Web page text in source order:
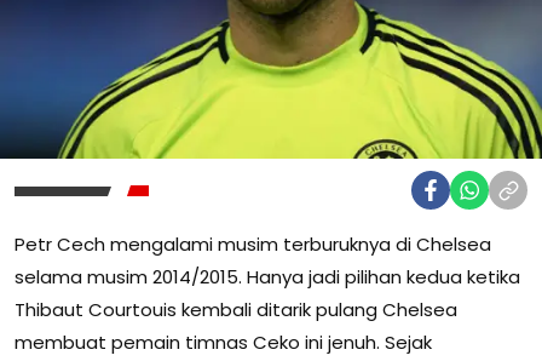
Petr Cech mengalami musim terburuknya di Chelsea
selama musim 2014/2015. Hanya jadi pilihan kedua ketika
Thibaut Courtouis kembali ditarik pulang Chelsea
membuat pemain timnas Ceko ini jenuh. Sejak